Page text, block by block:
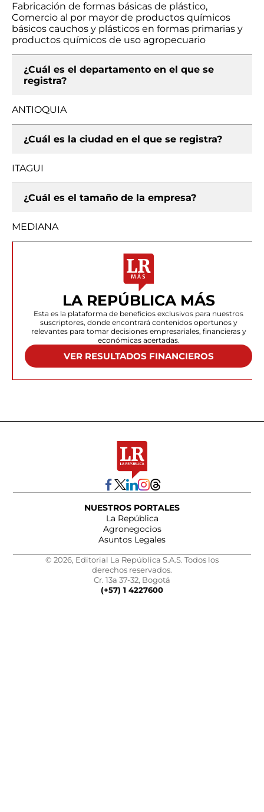
Fabricación de formas básicas de plástico,
Comercio al por mayor de productos químicos
básicos cauchos y plásticos en formas primarias y
productos químicos de uso agropecuario
¿Cuál es el departamento en el que se
registra?
ANTIOQUIA
¿Cuál es la ciudad en el que se registra?
ITAGUI
¿Cuál es el tamaño de la empresa?
MEDIANA
LA REPÚBLICA MÁS
Esta es la plataforma de beneficios exclusivos para nuestros
suscriptores, donde encontrará contenidos oportunos y
relevantes para tomar decisiones empresariales, financieras y
económicas acertadas.
VER RESULTADOS FINANCIEROS
NUESTROS PORTALES
La República
Agronegocios
Asuntos Legales
© 2026, Editorial La República S.A.S. Todos los
derechos reservados.
Cr. 13a 37-32, Bogotá
(+57) 1 4227600